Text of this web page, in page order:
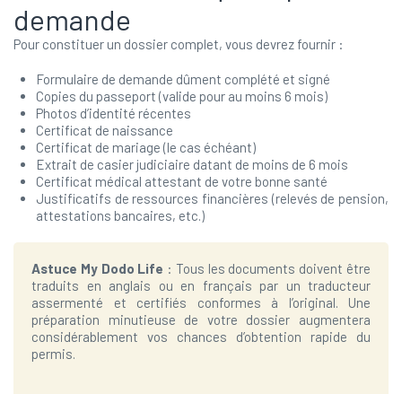
demande
Pour constituer un dossier complet, vous devrez fournir :
Formulaire de demande dûment complété et signé
Copies du passeport (valide pour au moins 6 mois)
Photos d’identité récentes
Certificat de naissance
Certificat de mariage (le cas échéant)
Extrait de casier judiciaire datant de moins de 6 mois
Certificat médical attestant de votre bonne santé
Justificatifs de ressources financières (relevés de pension,
attestations bancaires, etc.)
Astuce My Dodo Life : Tous les documents doivent être
traduits en anglais ou en français par un traducteur
assermenté et certifiés conformes à l’original. Une
préparation minutieuse de votre dossier augmentera
considérablement vos chances d’obtention rapide du
permis.